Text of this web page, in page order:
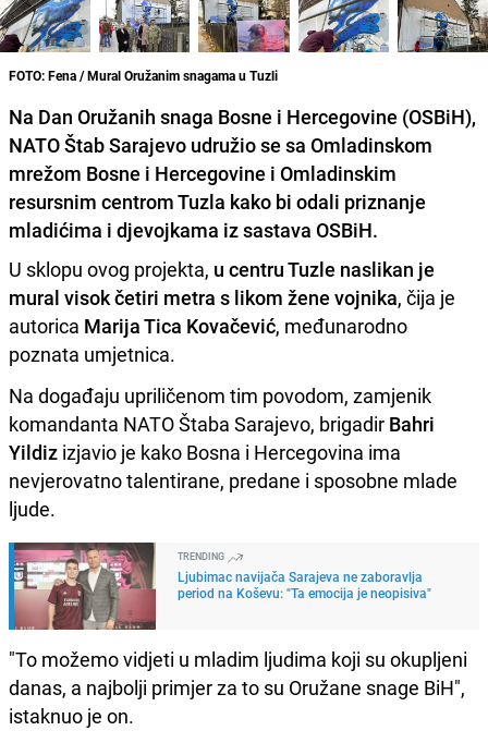
FOTO: Fena / Mural Oružanim snagama u Tuzli
Na Dan Oružanih snaga Bosne i Hercegovine (OSBiH),
NATO Štab Sarajevo udružio se sa Omladinskom
mrežom Bosne i Hercegovine i Omladinskim
resursnim centrom Tuzla kako bi odali priznanje
mladićima i djevojkama iz sastava OSBiH.
U sklopu ovog projekta, u centru Tuzle naslikan je
mural visok četiri metra s likom žene vojnika, čija je
autorica Marija Tica Kovačević, međunarodno
poznata umjetnica.
Na događaju upriličenom tim povodom, zamjenik
komandanta NATO Štaba Sarajevo, brigadir Bahri
Yildiz izjavio je kako Bosna i Hercegovina ima
nevjerovatno talentirane, predane i sposobne mlade
ljude.
TRENDING
Ljubimac navijača Sarajeva ne zaboravlja
period na Koševu: "Ta emocija je neopisiva"
"To možemo vidjeti u mladim ljudima koji su okupljeni
danas, a najbolji primjer za to su Oružane snage BiH",
istaknuo je on.